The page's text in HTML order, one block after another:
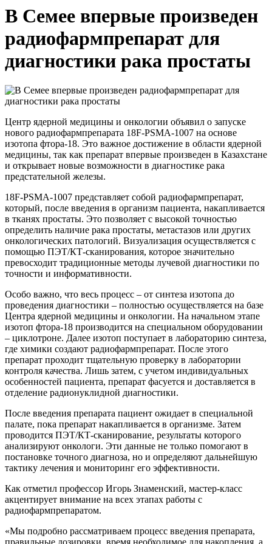
В Семее впервые произведен
радиофармпрепарат для
диагностики рака простаты
Центр ядерной медицины и онкологии объявил о запуске
нового радиофармпрепарата 18F-PSMA-1007 на основе
изотопа фтора-18. Это важное достижение в области ядерной
медицины, так как препарат впервые произведен в Казахстане
и открывает новые возможности в диагностике рака
предстательной железы.
18F-PSMA-1007 представляет собой радиофармпрепарат,
который, после введения в организм пациента, накапливается
в тканях простаты. Это позволяет с высокой точностью
определить наличие рака простаты, метастазов или других
онкологических патологий. Визуализация осуществляется с
помощью ПЭТ/КТ-сканирования, которое значительно
превосходит традиционные методы лучевой диагностики по
точности и информативности.
Особо важно, что весь процесс – от синтеза изотопа до
проведения диагностики – полностью осуществляется на базе
Центра ядерной медицины и онкологии. На начальном этапе
изотоп фтора-18 производится на специальном оборудовании
– циклотроне. Далее изотоп поступает в лабораторию синтеза,
где химики создают радиофармпрепарат. После этого
препарат проходит тщательную проверку в лаборатории
контроля качества. Лишь затем, с учетом индивидуальных
особенностей пациента, препарат фасуется и доставляется в
отделение радионуклидной диагностики.
После введения препарата пациент ожидает в специальной
палате, пока препарат накапливается в организме. Затем
проводится ПЭТ/КТ-сканирование, результаты которого
анализируют онкологи. Эти данные не только помогают в
постановке точного диагноза, но и определяют дальнейшую
тактику лечения и мониторинг его эффективности.
Как отметил профессор Игорь Знаменский, мастер-класс
акцентирует внимание на всех этапах работы с
радиофармпрепаратом.
«Мы подробно рассматриваем процесс введения препарата,